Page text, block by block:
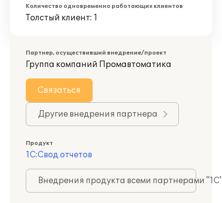
Количество одновременно работающих клиентов
Толстый клиент: 1
Партнер, осуществивший внедрение/проект
Группа компаний Промавтоматика
Связаться
Другие внедрения партнера
Продукт
1С:Свод отчетов
Внедрения продукта всеми партнерами